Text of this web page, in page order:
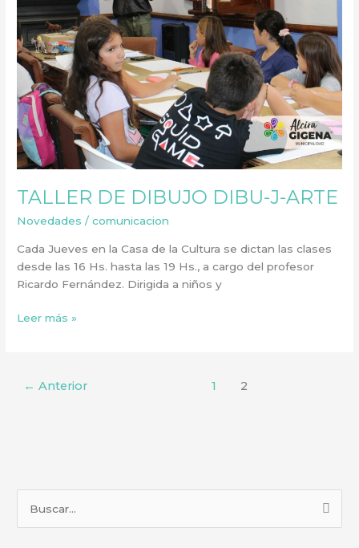
TALLER DE DIBUJO DIBU-J-ARTE
Novedades /comunicacion
Cada Jueves en la Casa de la Cultura se dictan las clases
desde las 16 Hs. hasta las 19 Hs., a cargo del profesor
Ricardo Fernández. Dirigida a niños y
Leer más »
← Anterior 1 2